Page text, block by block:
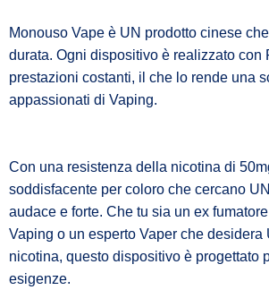
Monouso Vape è UN prodotto cinese
durata. Ogni dispositivo è realizzato con
prestazioni costanti, il che lo rende una
appassionati di Vaping.
Con una resistenza della nicotina di
soddisfacente per coloro che cercano
audace e forte. Che tu sia un ex
Vaping o un esperto Vaper che
nicotina, questo dispositivo è progettato
esigenze.